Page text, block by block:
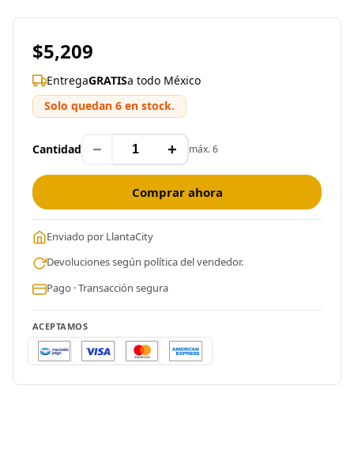
$5,209
EntregaGRATISa todo México
Solo quedan 6 en stock.
Cantidad − + máx. 6
Comprar ahora
Enviado por LlantaCity
Devoluciones según política del vendedor.
Pago · Transacción segura
ACEPTAMOS